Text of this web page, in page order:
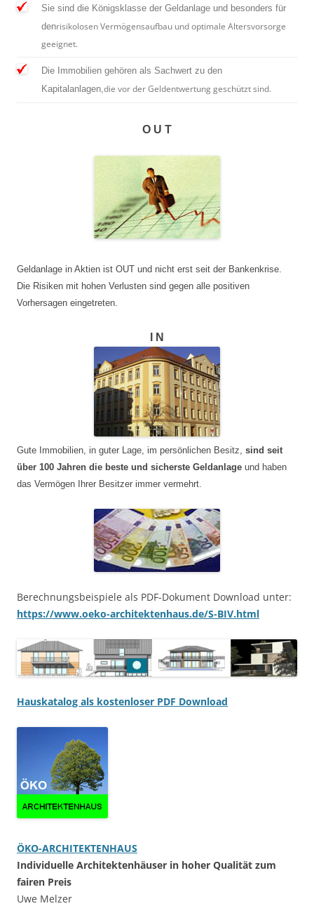
Sie sind die Königsklasse der Geldanlage und besonders für
denrisikolosen Vermögensaufbau und optimale Altersvorsorge
geeignet.
Die Immobilien gehören als Sachwert zu den
Kapitalanlagen, die vor der Geldentwertung geschützt sind.
O U T
Geldanlage in Aktien ist OUT und nicht erst seit der Bankenkrise.
Die Risiken mit hohen Verlusten sind gegen alle positiven
Vorhersagen eingetreten.
I N
Gute Immobilien, in guter Lage, im persönlichen Besitz, sind seit
über 100 Jahren die beste und sicherste Geldanlage und haben
das Vermögen Ihrer Besitzer immer vermehrt.
Berechnungsbeispiele als PDF-Dokument Download unter:
https://www.oeko-architektenhaus.de/S-BIV.html
Hauskatalog als kostenloser PDF Download
ÖKO-ARCHITEKTENHAUS
Individuelle Architektenhäuser in hoher Qualität zum
fairen Preis
Uwe Melzer